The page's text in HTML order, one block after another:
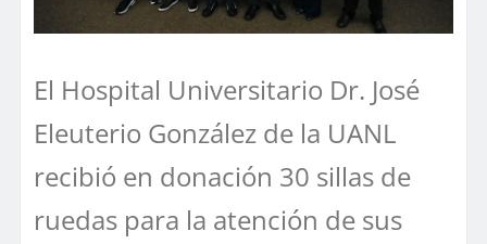
El Hospital Universitario Dr. José
Eleuterio González de la UANL
recibió en donación 30 sillas de
ruedas para la atención de sus